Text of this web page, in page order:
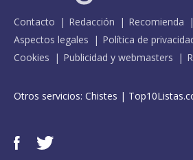
Contacto Redacción Recomienda
Aspectos legales
Política de
Cookies
Publicidad y webmasters
Otros servicios: Chistes |